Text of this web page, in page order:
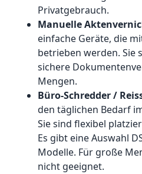
Privatgebrauch.
Manuelle
einfache Geräte, die
betrieben werden. Sie
sichere
Mengen.
Büro-Schredder /
den täglichen Bedarf
Sie sind flexibel
Es gibt eine Auswahl
Modelle. Für große
nicht geeignet.